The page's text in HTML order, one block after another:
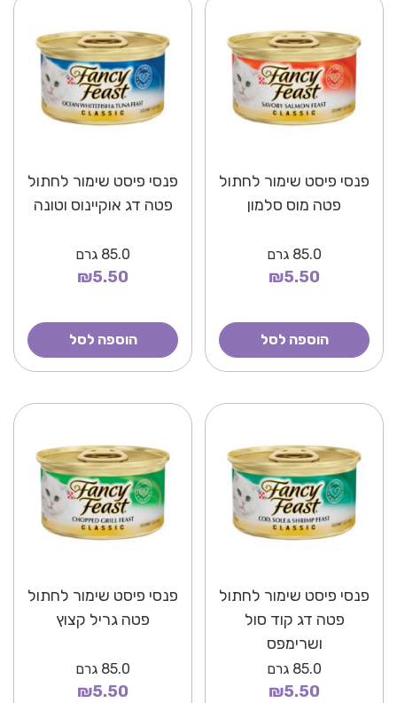
פנסי פיסט שימור לחתול
פטה מוס סלמון
85.0 גרם
₪5.50
הוספה לסל
פנסי פיסט שימור לחתול
פטה דג אוקיינוס וטונה
85.0 גרם
₪5.50
הוספה לסל
פנסי פיסט שימור לחתול
פטה דג קוד סול
ושרימפס
85.0 גרם
₪5.50
פנסי פיסט שימור לחתול
פטה גריל קצוץ
85.0 גרם
₪5.50